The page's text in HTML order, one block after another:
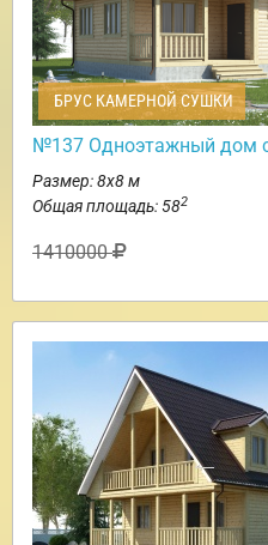
БРУС КАМЕРНОЙ СУШКИ
№137 Одноэтажный дом с
Размер: 8х8 м
Общая площадь: 582
1410000